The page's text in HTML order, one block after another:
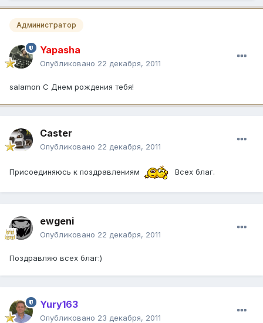
Администратор
Yapasha
Опубликовано 22 декабря, 2011
salamon С Днем рождения тебя!
Caster
Опубликовано 22 декабря, 2011
Присоединяюсь к поздравлениям Всех благ.
ewgeni
Опубликовано 22 декабря, 2011
Поздравляю всех благ:)
Yury163
Опубликовано 23 декабря, 2011